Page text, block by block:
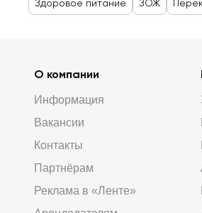
Здоровое питание ЗОЖ
О компании
Информация
Вакансии
Контакты
Партнёрам
Реклама в «Ленте»